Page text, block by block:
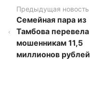
Предыдущая новость
Семейная пара из
Тамбова перевела
мошенникам 11,5
миллионов рублей